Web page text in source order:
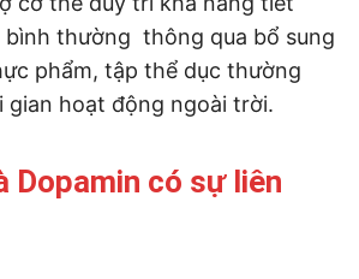
bình thường thông qua bổ sung
phẩm, tập thể dục thường
gian hoạt động ngoài trời.
Dopamin có sự liên